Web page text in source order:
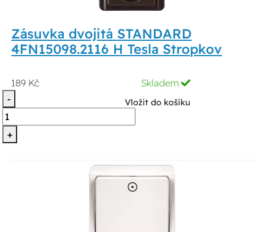
Zásuvka dvojitá STANDARD
4FN15098.2116 H Tesla Stropkov
189 Kč
Skladem
-
+
Vložit do košíku